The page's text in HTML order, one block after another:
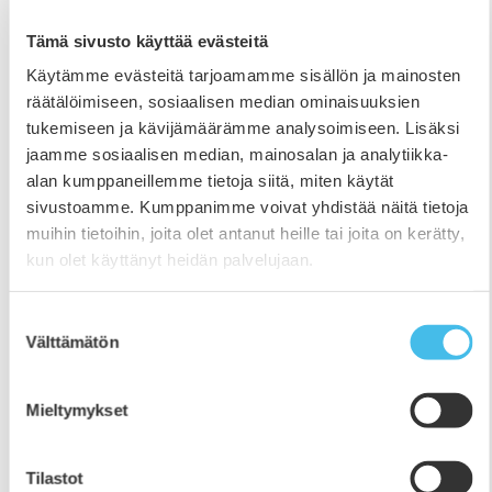
Tämä sivusto käyttää evästeitä
Käytämme evästeitä tarjoamamme sisällön ja mainosten
räätälöimiseen, sosiaalisen median ominaisuuksien
tukemiseen ja kävijämäärämme analysoimiseen. Lisäksi
jaamme sosiaalisen median, mainosalan ja analytiikka-
alan kumppaneillemme tietoja siitä, miten käytät
sivustoamme. Kumppanimme voivat yhdistää näitä tietoja
muihin tietoihin, joita olet antanut heille tai joita on kerätty,
kun olet käyttänyt heidän palvelujaan.
valinta
Välttämätön
Mieltymykset
Tilastot
Teatterilinja esittää: Perheenjäsen
8.11.2019
Etelä-Pohjanmaan Opiston teatterilinjan
syysproduktio tuo lavalle kohtauksia Milja Sarkolan
Perheenjäsen-näytelmästä. Näytelmä kertoo
riipaisevan tarkkanäköisesti perhesuhteista,
näyttelijän ammatista ja julkisuudesta. Esitykset
opiston auditoriossa 14.-15.11.2019.